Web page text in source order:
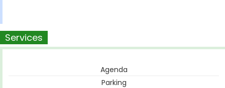
Services
Agenda
Parking